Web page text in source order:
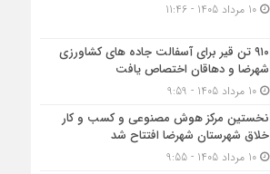
10 مرداد 1405 - 11:46
۹۱۰ تن قیر برای آسفالت جاده های کشاورزی
شهرضا و دهاقان اختصاص یافت
10 مرداد 1405 - 9:59
نخستین مرکز هوش مصنوعی و کسب‌ و کار
خلاق شهرستان شهرضا افتتاح شد
10 مرداد 1405 - 9:55